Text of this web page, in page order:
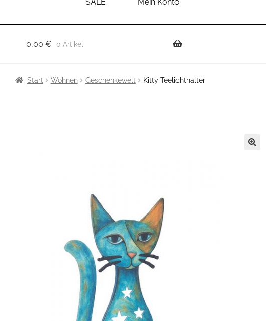
0,00 € 0 Artikel
Start Wohnen Geschenkewelt Kitty Teelichthalter